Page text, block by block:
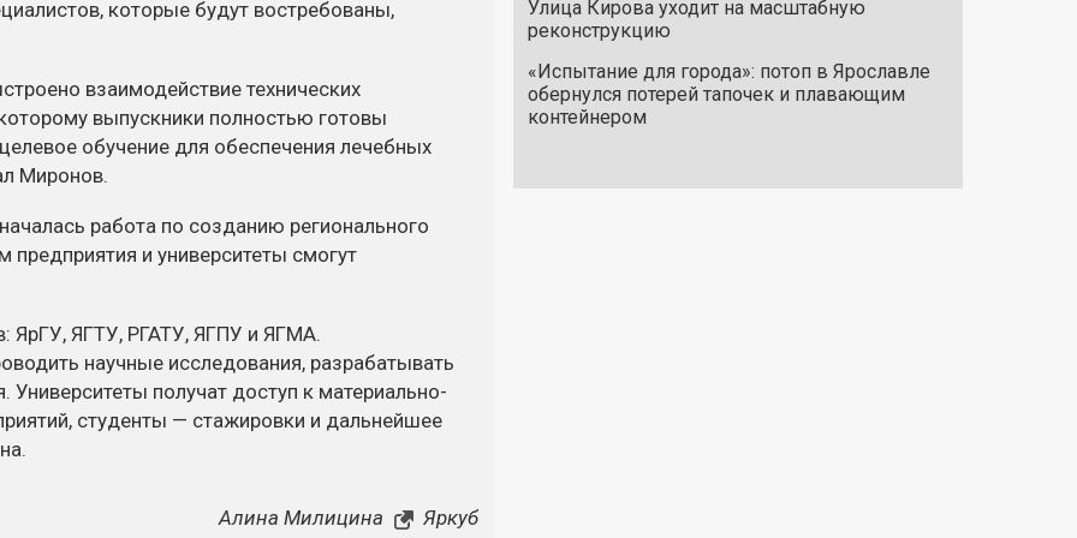
которые будут востребованы,
взаимодействие технических
выпускники полностью готовы
обучение для обеспечения лечебных
Миронов.
работа по созданию регионального
предприятия и университеты смогут
ЯрГУ, ЯГТУ, РГАТУ, ЯГПУ и ЯГМА.
научные исследования, разрабатывать
получат доступ к материально-
студенты — стажировки и дальнейшее
Алина Милицина Яркуб
Улица Кирова уходит на масштабную
реконструкцию
«Испытание для города»: потоп в Ярославле
обернулся потерей тапочек и плавающим
контейнером